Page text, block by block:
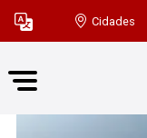
Cidades